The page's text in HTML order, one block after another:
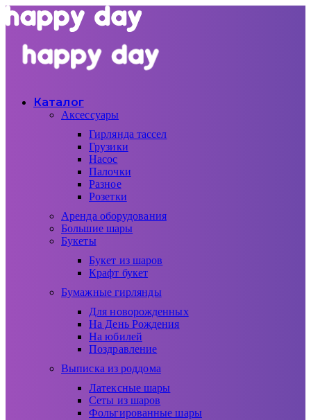
Каталог
Аксессуары
Гирлянда тассел
Грузики
Насос
Палочки
Разное
Розетки
Аренда оборудования
Большие шары
Букеты
Букет из шаров
Крафт букет
Бумажные гирлянды
Для новорожденных
На День Рождения
На юбилей
Поздравление
Выписка из роддома
Латексные шары
Сеты из шаров
Фольгированные шары